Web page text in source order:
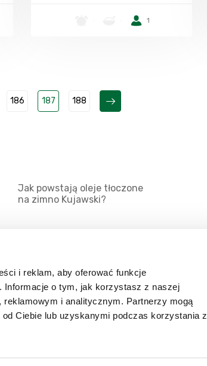
i reklam, aby oferować funkcje
Informacje o tym, jak korzystasz z naszej
reklamowym i analitycznym. Partnerzy mogą
Ciebie lub uzyskanymi podczas korzystania z
1
186 187 188
Jak powstają oleje tłoczone
na zimno Kujawski?
Kategorie
Kontakt
Zaloguj się